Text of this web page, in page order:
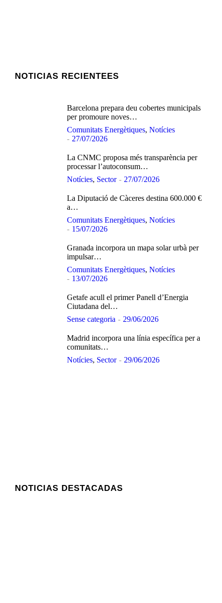
NOTICIAS RECIENTEES
Barcelona prepara deu cobertes municipals
per promoure noves…
Comunitats Energètiques, Notícies
27/07/2026
La CNMC proposa més transparència per
processar l’autoconsum…
Notícies, Sector 27/07/2026
La Diputació de Càceres destina 600.000 €
a…
Comunitats Energètiques, Notícies
15/07/2026
Granada incorpora un mapa solar urbà per
impulsar…
Comunitats Energètiques, Notícies
13/07/2026
Getafe acull el primer Panell d’Energia
Ciutadana del…
Sense categoria
29/06/2026
Madrid incorpora una línia específica per a
comunitats…
Notícies, Sector 29/06/2026
NOTICIAS DESTACADAS